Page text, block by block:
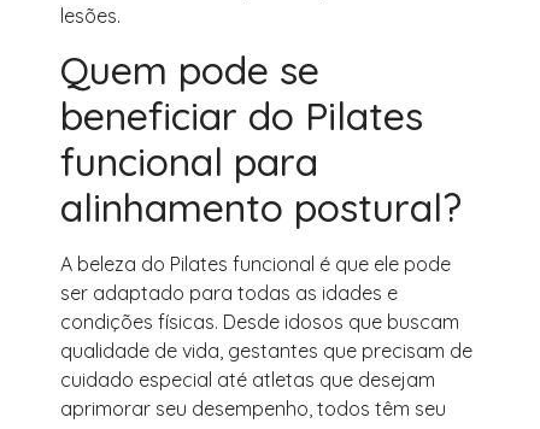
lesões.
Quem pode se
beneficiar do Pilates
funcional para
alinhamento postural?
A beleza do Pilates funcional é que ele pode
ser adaptado para todas as idades e
condições físicas. Desde idosos que buscam
qualidade de vida, gestantes que precisam de
cuidado especial até atletas que desejam
aprimorar seu desempenho, todos têm seu